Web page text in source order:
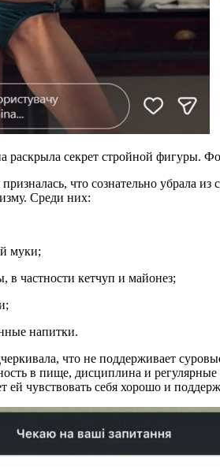
секрет стройной фигуры.
что сознательно убрала
Среди них:
муки;
в частности кетчуп и майонез;
напитки.
что не поддерживает
в пище, дисциплина и
ей чувствовать себя хорошо и